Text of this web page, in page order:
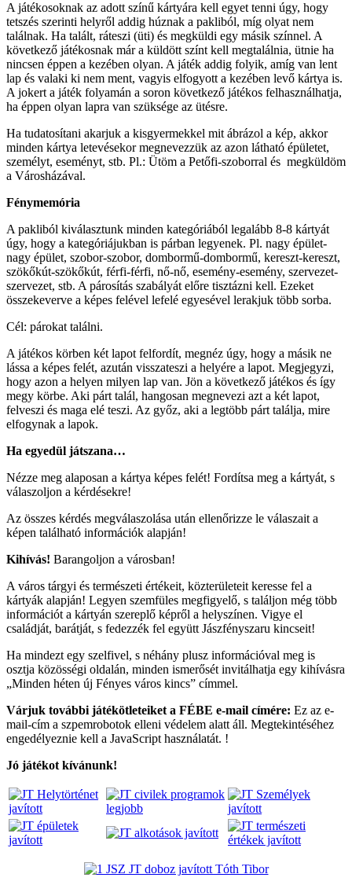
A játékosoknak az adott színű kártyára kell egyet tenni úgy, hogy
tetszés szerinti helyről addig húznak a pakliból, míg olyat nem
találnak. Ha talált, ráteszi (üti) és megküldi egy másik színnel. A
következő játékosnak már a küldött színt kell megtalálnia, ütnie ha
nincsen éppen a kezében olyan. A játék addig folyik, amíg van lent
lap és valaki ki nem ment, vagyis elfogyott a kezében levő kártya is.
A jokert a játék folyamán a soron következő játékos felhasználhatja,
ha éppen olyan lapra van szüksége az ütésre.
Ha tudatosítani akarjuk a kisgyermekkel mit ábrázol a kép, akkor
minden kártya letevésekor megnevezzük az azon látható épületet,
személyt, eseményt, stb. Pl.: Ütöm a Petőfi-szoborral és megküldöm
a Városházával.
Fénymemória
A pakliból kiválasztunk minden kategóriából legalább 8-8 kártyát
úgy, hogy a kategóriájukban is párban legyenek. Pl. nagy épület-
nagy épület, szobor-szobor, dombormű-dombormű, kereszt-kereszt,
szökőkút-szökőkút, férfi-férfi, nő-nő, esemény-esemény, szervezet-
szervezet, stb. A párosítás szabályát előre tisztázni kell. Ezeket
összekeverve a képes felével lefelé egyesével lerakjuk több sorba.
Cél: párokat találni.
A játékos körben két lapot felfordít, megnéz úgy, hogy a másik ne
lássa a képes felét, azután visszateszi a helyére a lapot. Megjegyzi,
hogy azon a helyen milyen lap van. Jön a következő játékos és így
megy körbe. Aki párt talál, hangosan megnevezi azt a két lapot,
felveszi és maga elé teszi. Az győz, aki a legtöbb párt találja, mire
elfogynak a lapok.
Ha egyedül játszana…
Nézze meg alaposan a kártya képes felét! Fordítsa meg a kártyát, s
válaszoljon a kérdésekre!
Az összes kérdés megválaszolása után ellenőrizze le válaszait a
képen található információk alapján!
Kihívás! Barangoljon a városban!
A város tárgyi és természeti értékeit, közterületeit keresse fel a
kártyák alapján! Legyen szemfüles megfigyelő, s találjon még több
információt a kártyán szereplő képről a helyszínen. Vigye el
családját, barátját, s fedezzék fel együtt Jászfényszaru kincseit!
Ha mindezt egy szelfivel, s néhány plusz információval meg is
osztja közösségi oldalán, minden ismerősét invitálhatja egy kihívásra
„Minden héten új Fényes város kincs” címmel.
Várjuk további játékötleteiket a FÉBE e-mail címére: Ez az e-
mail-cím a szpemrobotok elleni védelem alatt áll. Megtekintéséhez
engedélyeznie kell a JavaScript használatát. !
Jó játékot kívánunk!